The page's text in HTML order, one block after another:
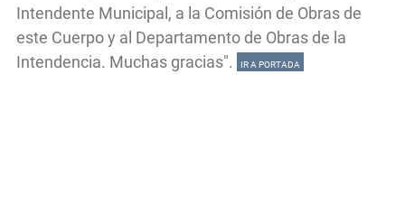
Intendente Municipal, a la Comisión de Obras de
este Cuerpo y al Departamento de Obras de la
Intendencia. Muchas gracias".
IR A PORTADA